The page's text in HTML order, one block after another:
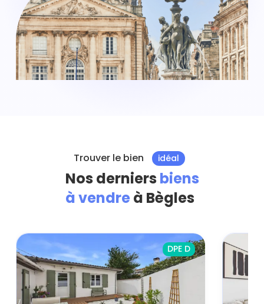
Trouver le bien idéal
Nos derniers biens
à vendre à Bègles
DPE D